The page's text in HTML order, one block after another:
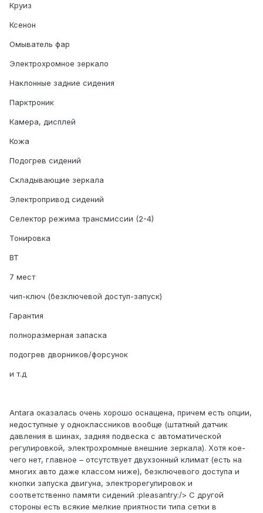
Круиз
Ксенон
Омыватель фар
Электрохромное зеркало
Наклонные задние сидения
Парктроник
Камера, дисплей
Кожа
Подогрев сидений
Складывающие зеркала
Электропривод сидений
Селектор режима трансмиссии (2-4)
Тонировка
BT
7 мест
чип-ключ (безключевой доступ-запуск)
Гарантия
полноразмерная запаска
подогрев дворников/форсунок
и т.д
Antara оказалась очень хорошо оснащена, причем есть опции,
недоступные у одноклассников вообще (штатный датчик
давления в шинах, задняя подвеска с автоматической
регулировкой, электрохромные внешние зеркала). Хотя кое-
чего нет, главное – отсутствует двухзонный климат (есть на
многих авто даже классом ниже), безключевого доступа и
кнопки запуска двигуна, электрорегулировок и
соответственно памяти сидений :pleasantry:/> С другой
стороны есть всякие мелкие приятности типа сетки в